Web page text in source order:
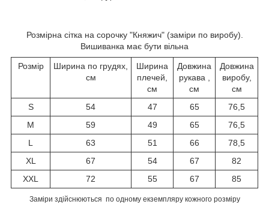
Розмірна сітка на сорочку "Княжич" (заміри по виробу).
Вишиванка має бути вільна
Розмір
Ширина по грудях,
см
Ширина
плечей,
см
Довжина
рукава ,
см
Довжина
виробу,
см
S
54 47 65
76,5
M
59 49 65
76,5
L
63 51 66
78,5
XL
67 54 67
82
XXL
72 55 67 85
Заміри здійснюються по одному екземпляру кожного розміру